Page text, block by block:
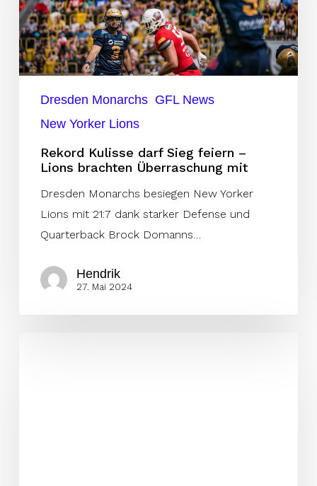
feiern
–
Lions
brachten
Überraschung
Dresden Monarchs GFL News
New Yorker Lions
Rekord Kulisse darf Sieg feiern –
Lions brachten Überraschung mit
Dresden Monarchs besiegen New Yorker
Lions mit 21:7 dank starker Defense und
Quarterback Brock Domanns…
Hendrik
27. Mai 2024